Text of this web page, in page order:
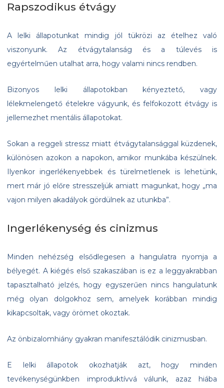
Rapszodikus étvágy
A lelki állapotunkat mindig jól tükrözi az ételhez való
viszonyunk. Az étvágytalanság és a túlevés is
egyértelműen utalhat arra, hogy valami nincs rendben.
Bizonyos lelki állapotokban kényeztető, vagy
lélekmelengető ételekre vágyunk, és felfokozott étvágy is
jellemezhet mentális állapotokat.
Sokan a reggeli stressz miatt étvágytalansággal küzdenek,
különösen azokon a napokon, amikor munkába készülnek.
Ilyenkor ingerlékenyebbek és türelmetlenek is lehetünk,
mert már jó előre stresszeljük amiatt magunkat, hogy „ma
vajon milyen akadályok gördülnek az utunkba”.
Ingerlékenység és cinizmus
Minden nehézség elsődlegesen a hangulatra nyomja a
bélyegét. A kiégés első szakaszában is ez a leggyakrabban
tapasztalható jelzés, hogy egyszerűen nincs hangulatunk
még olyan dolgokhoz sem, amelyek korábban mindig
kikapcsoltak, vagy örömet okoztak.
Az önbizalomhiány gyakran manifesztálódik cinizmusban.
E lelki állapotok okozhatják azt, hogy minden
tevékenységünkben improduktívvá válunk, azaz hiába